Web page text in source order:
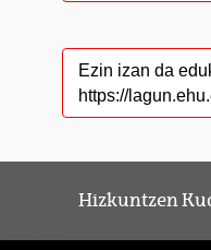
Ezin izan da
https://
Hizkuntzen